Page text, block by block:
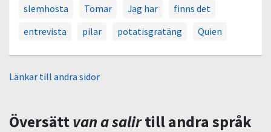
slemhosta
Tomar Jag har
finns det
entrevista
pilar potatisgratäng Quien
Länkar till andra sidor
Översättvan a salirtill andra språk